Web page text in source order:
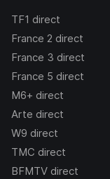
TF1 direct
France 2 direct
France 3 direct
France 5 direct
M6+ direct
Arte direct
W9 direct
TMC direct
BFMTV direct